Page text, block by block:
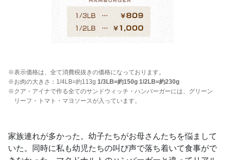
※表示価格は、全て消費税抜きの価格になっております。
※お肉の大きさ：1/4LB=約113g 1/3LB=約150g 1/2LB=約230g
※クア・アイナで作る全てのサンドウィッチ・ハンバーガーには、グリーン
リーフ・トマト・マヨソースが入っています。
家族連れが多かった。幼子たちがお母さんたちを悩まして
いた。同時に私も幼児たちの叫び声で落ち着いて食事がで